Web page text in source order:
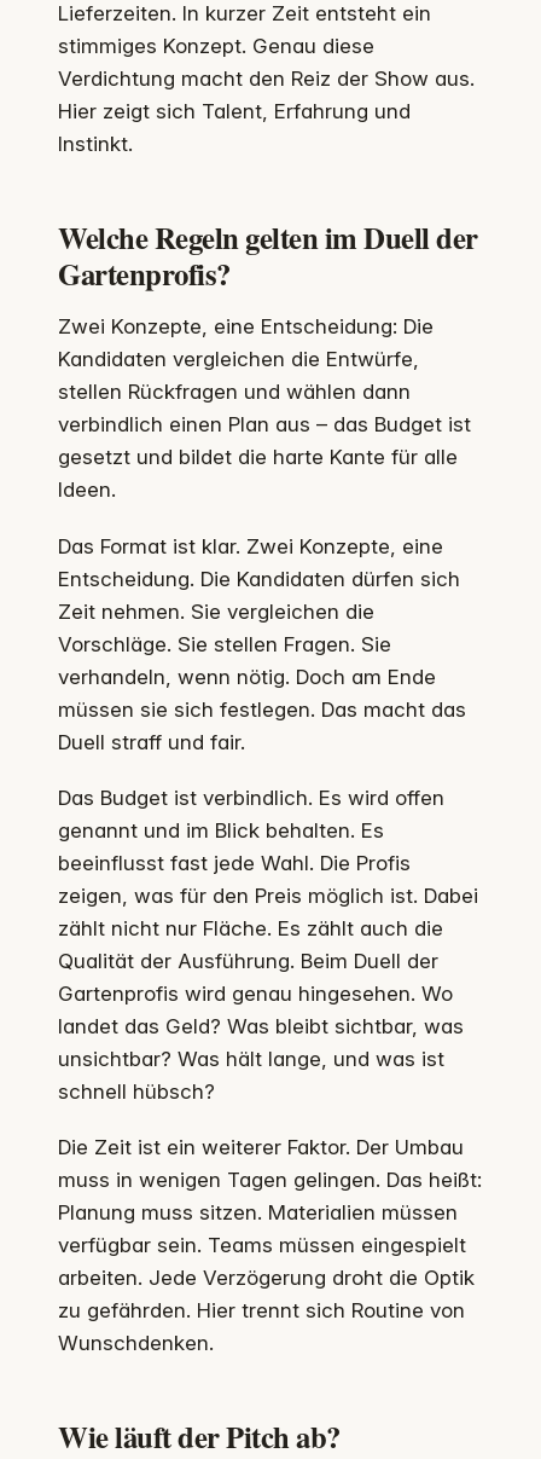
Lieferzeiten. In kurzer Zeit entsteht ein
stimmiges Konzept. Genau diese
Verdichtung macht den Reiz der Show aus.
Hier zeigt sich Talent, Erfahrung und
Instinkt.
Welche Regeln gelten im Duell der
Gartenprofis?
Zwei Konzepte, eine Entscheidung: Die
Kandidaten vergleichen die Entwürfe,
stellen Rückfragen und wählen dann
verbindlich einen Plan aus – das Budget ist
gesetzt und bildet die harte Kante für alle
Ideen.
Das Format ist klar. Zwei Konzepte, eine
Entscheidung. Die Kandidaten dürfen sich
Zeit nehmen. Sie vergleichen die
Vorschläge. Sie stellen Fragen. Sie
verhandeln, wenn nötig. Doch am Ende
müssen sie sich festlegen. Das macht das
Duell straff und fair.
Das Budget ist verbindlich. Es wird offen
genannt und im Blick behalten. Es
beeinflusst fast jede Wahl. Die Profis
zeigen, was für den Preis möglich ist. Dabei
zählt nicht nur Fläche. Es zählt auch die
Qualität der Ausführung. Beim Duell der
Gartenprofis wird genau hingesehen. Wo
landet das Geld? Was bleibt sichtbar, was
unsichtbar? Was hält lange, und was ist
schnell hübsch?
Die Zeit ist ein weiterer Faktor. Der Umbau
muss in wenigen Tagen gelingen. Das heißt:
Planung muss sitzen. Materialien müssen
verfügbar sein. Teams müssen eingespielt
arbeiten. Jede Verzögerung droht die Optik
zu gefährden. Hier trennt sich Routine von
Wunschdenken.
Wie läuft der Pitch ab?